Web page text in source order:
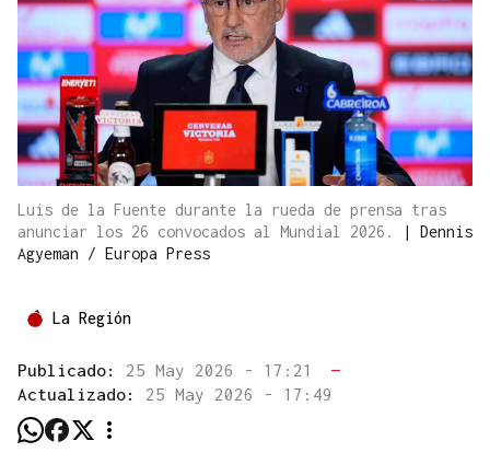
Luis de la Fuente durante la rueda de prensa tras
anunciar los 26 convocados al Mundial 2026.
| Dennis
Agyeman / Europa Press
La Región
Publicado: 25 May 2026 - 17:21
—
Actualizado: 25 May 2026 - 17:49